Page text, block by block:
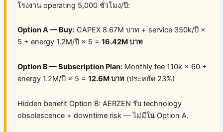
โรงงาน operating 5,000 ชั่วโมง/ปี:
Option A — Buy:CAPEX 8.67M บาท + service 350k/ปี ×
5 + energy 1.2M/ปี × 5 = 16.42M บาท
Option B — Subscription Plan:Monthly fee 110k × 60 +
energy 1.2M/ปี × 5 = 12.6M บาท(ประหยัด 23%)
Hidden benefit Option B: AERZEN รับ technology
obsolescence + downtime risk — ไม่มีใน Option A.